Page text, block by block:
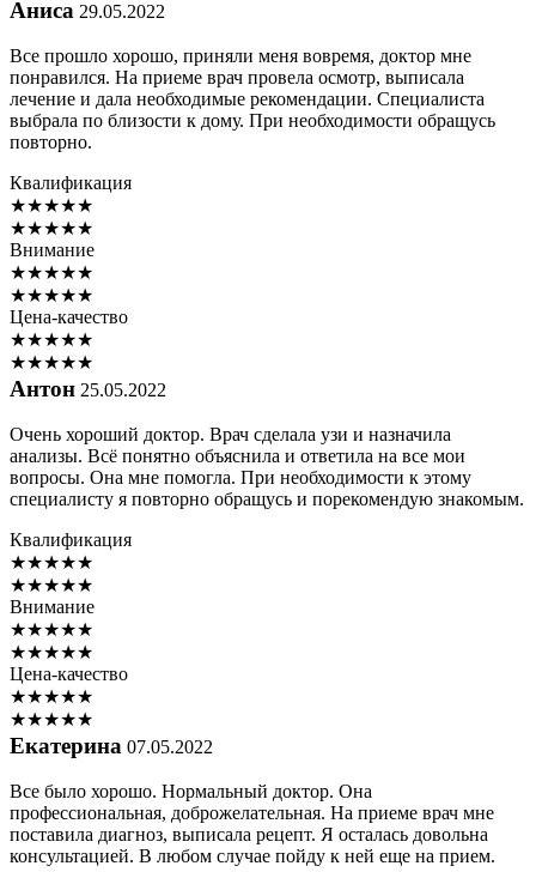
Аниса 29.05.2022
Все прошло хорошо, приняли меня вовремя, доктор мне
понравился. На приеме врач провела осмотр, выписала
лечение и дала необходимые рекомендации. Специалиста
выбрала по близости к дому. При необходимости обращусь
повторно.
Квалификация
★★★★★
★★★★★
Внимание
★★★★★
★★★★★
Цена-качество
★★★★★
★★★★★
Антон 25.05.2022
Очень хороший доктор. Врач сделала узи и назначила
анализы. Всё понятно объяснила и ответила на все мои
вопросы. Она мне помогла. При необходимости к этому
специалисту я повторно обращусь и порекомендую знакомым.
Квалификация
★★★★★
★★★★★
Внимание
★★★★★
★★★★★
Цена-качество
★★★★★
★★★★★
Екатерина 07.05.2022
Все было хорошо. Нормальный доктор. Она
профессиональная, доброжелательная. На приеме врач мне
поставила диагноз, выписала рецепт. Я осталась довольна
консультацией. В любом случае пойду к ней еще на прием.